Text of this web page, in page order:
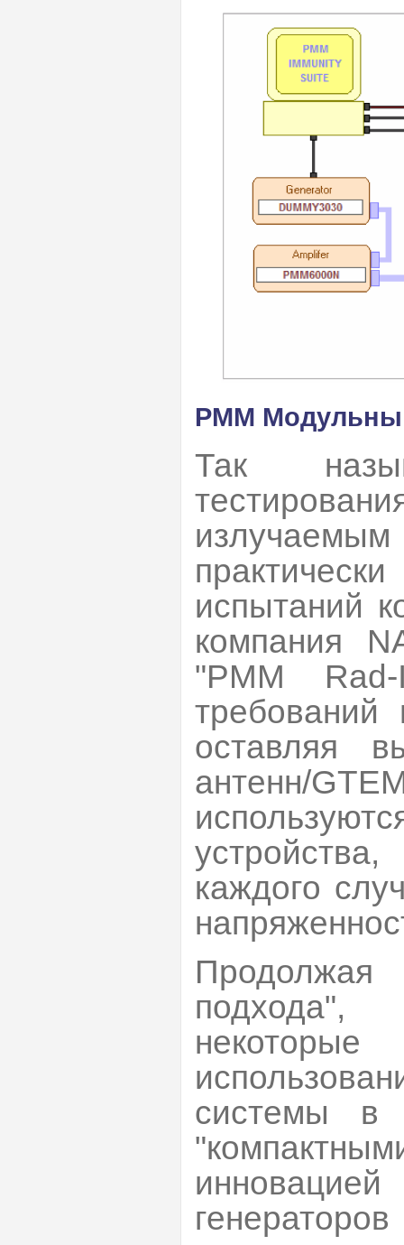
РММ
Так
испытаний
компания
"РММ Rad-
оставляя
антенн/
каждого
системы в